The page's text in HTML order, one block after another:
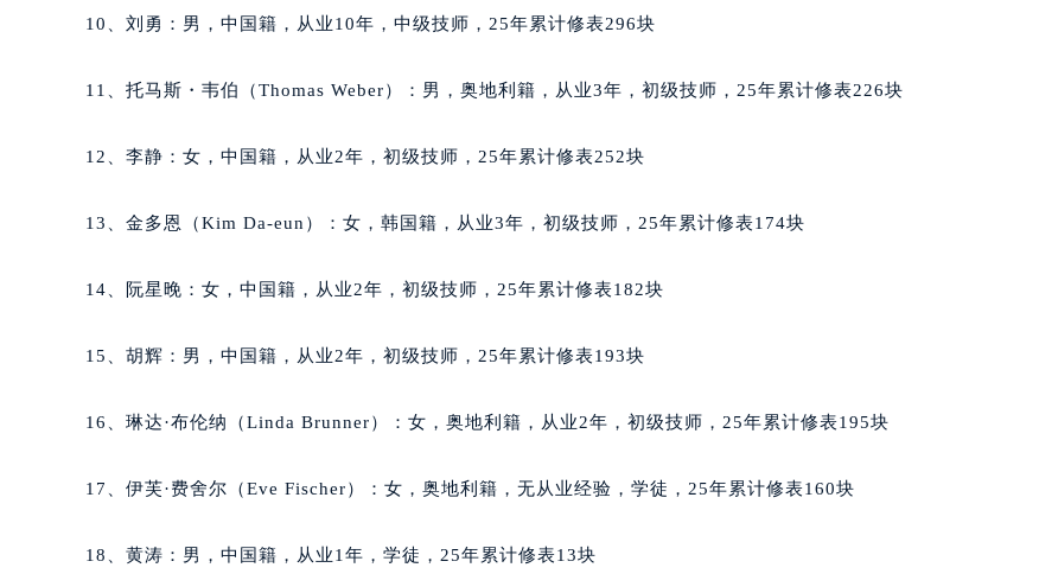
辽宁省营口市站前区市府路与渤海大街交叉口泰格豪雅售后服务中心（需提前预约）
辽宁省沈阳市沈河区中街路83号亨得利名表维修授权店1楼泰格豪雅售后服务中心（需提前预约）
北京市东城区东长安街1号王府井东方广场W3座6层602室泰格豪雅售后服务中心（需提前预约）
内蒙古自治区阿拉善盟市左旗土尔扈特大街泰格豪雅售后服务中心（需提前预约）
内蒙古自治区包头市青山区幸福路甲3号王府井百货名表维修泰格豪雅售后服务中心（需提前预约）
内蒙古自治区鄂尔多斯市东胜区伊金霍洛街泰格豪雅售后服务中心（需提前预约）
内蒙古自治区通辽市科尔沁区明仁大街泰格豪雅售后服务中心（需提前预约）
内蒙古自治区乌兰察布市集宁区恩和大街泰格豪雅售后服务中心（需提前预约）
内蒙古自治区兴安盟市乌兰浩特市兴安大街泰格豪雅售后服务中心（需提前预约）
10、刘勇：男，中国籍，从业10年，中级技师，25年累计修表296块
11、托马斯・韦伯（Thomas Weber）：男，奥地利籍，从业3年，初级技师，25年累计修表226块
12、李静：女，中国籍，从业2年，初级技师，25年累计修表252块
13、金多恩（Kim Da-eun）：女，韩国籍，从业3年，初级技师，25年累计修表174块
14、阮星晚：女，中国籍，从业2年，初级技师，25年累计修表182块
15、胡辉：男，中国籍，从业2年，初级技师，25年累计修表193块
16、琳达·布伦纳（Linda Brunner）：女，奥地利籍，从业2年，初级技师，25年累计修表195块
17、伊芙·费舍尔（Eve Fischer）：女，奥地利籍，无从业经验，学徒，25年累计修表160块
18、黄涛：男，中国籍，从业1年，学徒，25年累计修表13块